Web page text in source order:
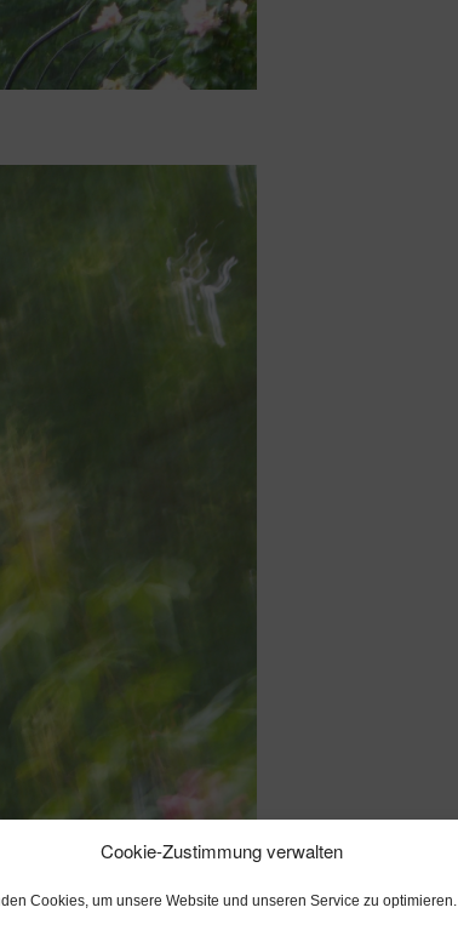
Cookie-Zustimmung verwalten
Cookies, um unsere Website und unseren Service zu optimieren.